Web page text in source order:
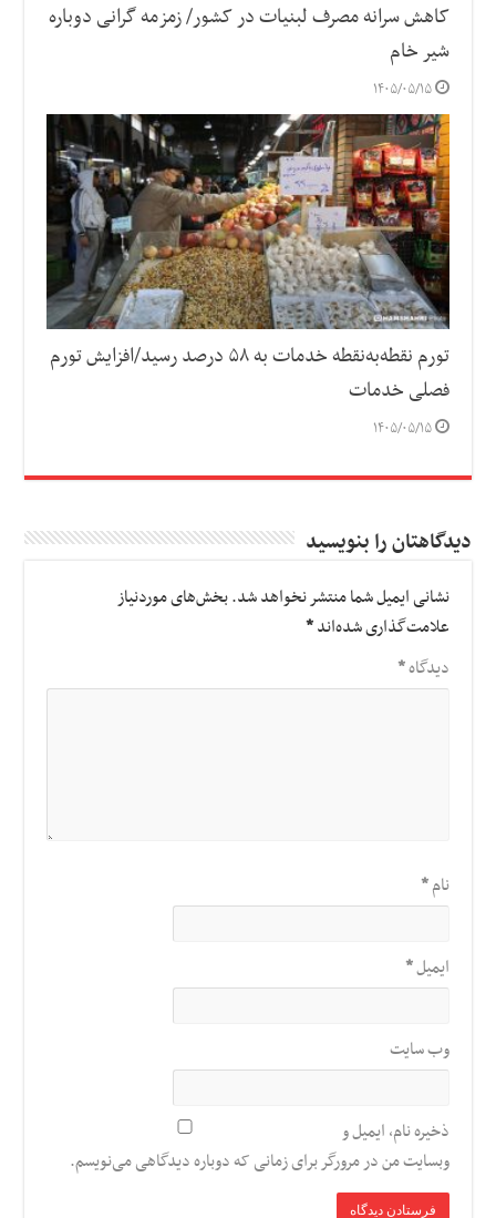
کاهش سرانه مصرف لبنیات در کشور/ زمزمه گرانی دوباره
شیر خام
۱۴۰۵/۰۵/۱۵
تورم نقطه‌به‌نقطه خدمات به ۵۸ درصد رسید/افزایش تورم
فصلی خدمات
۱۴۰۵/۰۵/۱۵
دیدگاهتان را بنویسید
نشانی ایمیل شما منتشر نخواهد شد.بخش‌های موردنیاز
علامت‌گذاری شده‌اند*
دیدگاه*
نام*
ایمیل*
وب‌ سایت
ذخیره نام، ایمیل و
وبسایت من در مرورگر برای زمانی که دوباره دیدگاهی می‌نویسم.